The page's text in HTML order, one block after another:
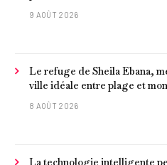
concombre et de l'œuf
9 AOÛT 2026
Le refuge de Sheila Ebana,
ville idéale entre plage et
tranquillement près de
8 AOÛT 2026
La technologie intelligente